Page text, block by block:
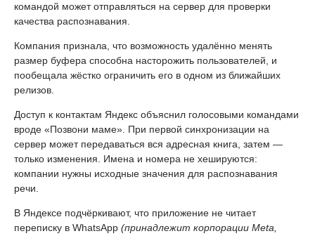
командой может отправляться на сервер для проверки
качества распознавания.
Компания признала, что возможность удалённо менять
размер буфера способна насторожить пользователей, и
пообещала жёстко ограничить его в одном из ближайших
релизов.
Доступ к контактам Яндекс объяснил голосовыми командами
вроде «Позвони маме». При первой синхронизации на
сервер может передаваться вся адресная книга, затем —
только изменения. Имена и номера не хешируются:
компании нужны исходные значения для распознавания
речи.
В Яндексе подчёркивают, что приложение не читает
переписку в WhatsApp (принадлежит корпорации Meta,